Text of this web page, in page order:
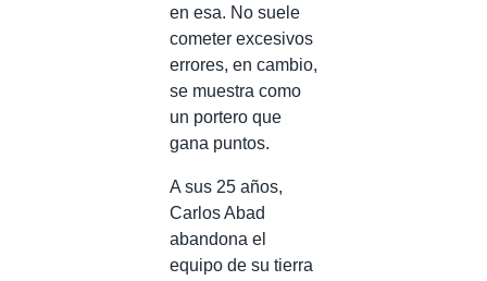
en esa. No suele
cometer excesivos
errores, en cambio,
se muestra como
un portero que
gana puntos.
A sus 25 años,
Carlos Abad
abandona el
equipo de su tierra